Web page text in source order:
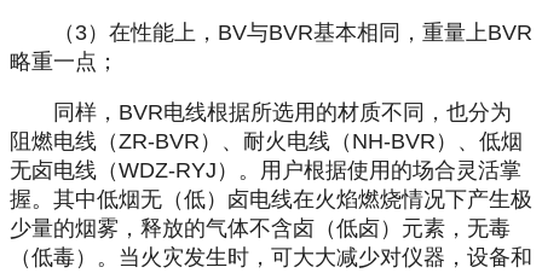
（3）在性能上，BV与BVR基本相同，重量上BVR
略重一点；
同样，BVR电线根据所选用的材质不同，也分为
阻燃电线（ZR-BVR）、耐火电线（NH-BVR）、低烟
无卤电线（WDZ-RYJ）。用户根据使用的场合灵活掌
握。其中低烟无（低）卤电线在火焰燃烧情况下产生极
少量的烟雾，释放的气体不含卤（低卤）元素，无毒
（低毒）。当火灾发生时，可大大减少对仪器，设备和